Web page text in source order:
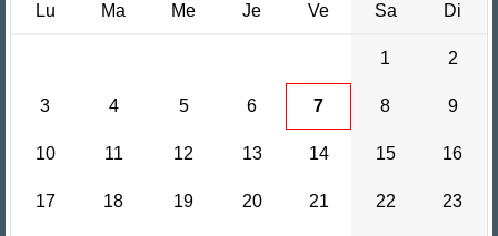
Lu Ma Me Je Ve Sa Di
1 2
3 4 5 6 7 8 9
10 11 12 13 14 15 16
17 18 19 20 21 22 23